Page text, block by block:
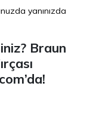
yanınızda
Braun